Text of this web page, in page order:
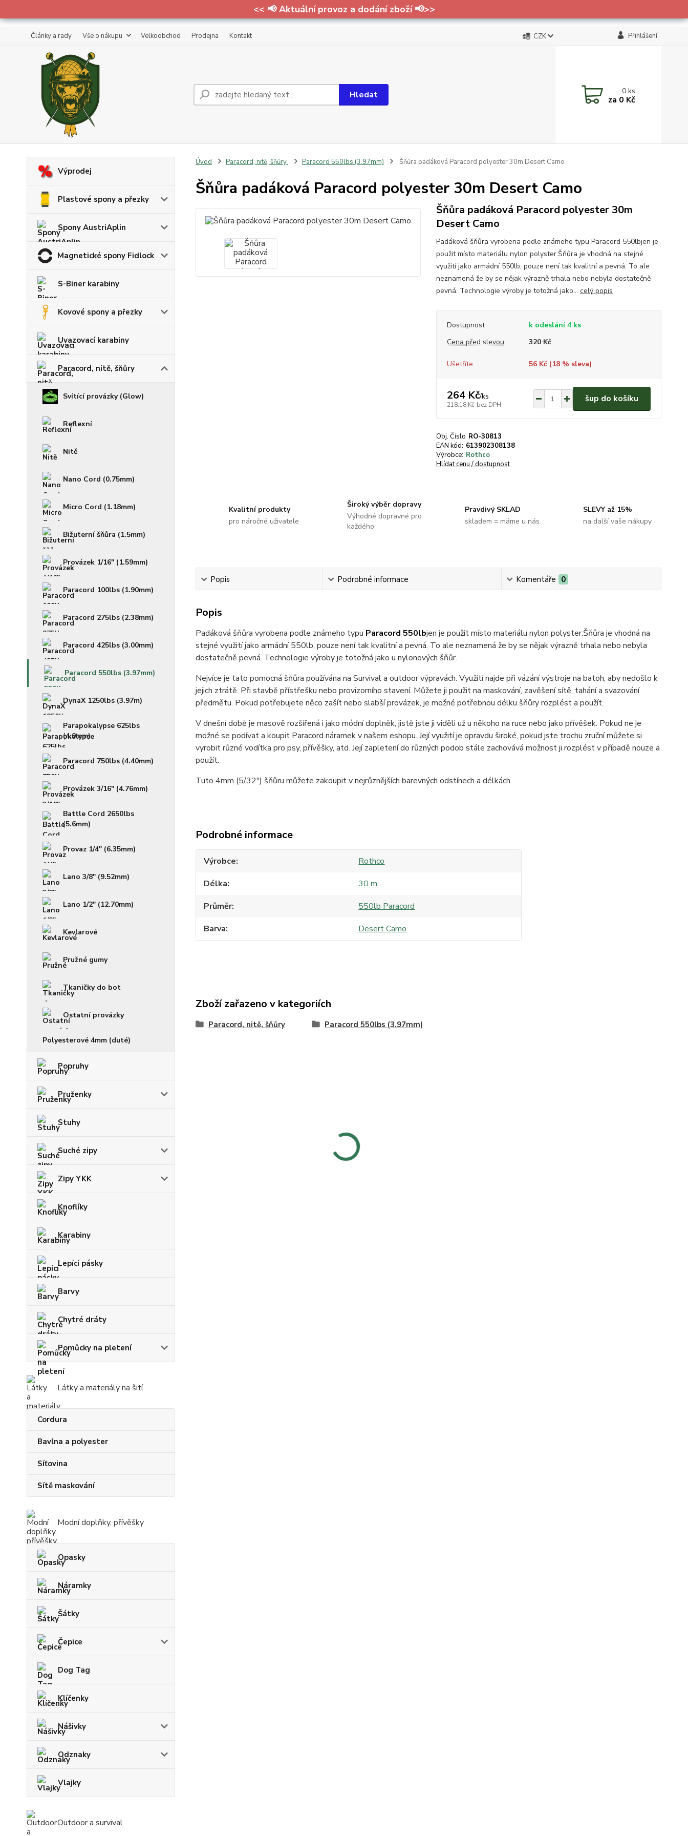
<< 📢 Aktuální provoz a dodání zboží 📢>>
Články a rady Vše o nákupu Velkoobchod Prodejna Kontakt CZK Přihlášení
Hledat 0ks
za 0 Kč
Výprodej
Plastové spony a přezky
Spony AustriAplin
Magnetické spony Fidlock
S-Biner karabiny
Kovové spony a přezky
Uvazovací karabiny
Paracord, nitě, šňůry
Svítící provázky (Glow)
Reflexní
Nitě
Nano Cord (0.75mm)
Micro Cord (1.18mm)
Bižuterní šňůra (1.5mm)
Provázek 1/16" (1.59mm)
Paracord 100lbs (1.90mm)
Paracord 275lbs (2.38mm)
Paracord 425lbs (3.00mm)
Paracord 550lbs (3.97mm)
DynaX 1250lbs (3.97m)
Parapokalypse 625lbs
(4.0mm)
Paracord 750lbs (4.40mm)
Provázek 3/16" (4.76mm)
Battle Cord 2650lbs
(5.6mm)
Provaz 1/4" (6.35mm)
Lano 3/8" (9.52mm)
Lano 1/2" (12.70mm)
Kevlarové
Pružné gumy
Tkaničky do bot
Ostatní provázky
Polyesterové 4mm (duté)
Popruhy
Pruženky
Stuhy
Suché zipy
Zipy YKK
Knoflíky
Karabiny
Lepící pásky
Barvy
Chytré dráty
Pomůcky na pletení
Látky a materiály na šití
Cordura
Bavlna a polyester
Síťovina
Sítě maskování
Modní doplňky, přívěšky
Opasky
Náramky
Šátky
Čepice
Dog Tag
Klíčenky
Nášivky
Odznaky
Vlajky
Outdoor a survival
Úvod Paracord, nitě, šňůry Paracord 550lbs (3.97mm) Šňůra padáková Paracord polyester 30m Desert Camo
Šňůra padáková Paracord polyester 30m Desert Camo
Šňůra padáková Paracord polyester 30m
Desert Camo
Padáková šňůra vyrobena podle známeho typu Paracord 550lbjen je
použit místo materiálu nylon polyster.Šňůra je vhodná na stejné
využití jako armádní 550lb, pouze není tak kvalitní a pevná. To ale
neznamená že by se nějak výrazně trhala nebo nebyla dostatečně
pevná. Technologie výroby je totožná jako... celý popis
Dostupnost
k odeslání 4 ks
Cena před slevou
320 Kč
Ušetříte 56 Kč (18% sleva)
264 Kč/ks
218,18 Kč bez DPH
šup do košíku
Obj. Číslo RO-30813
EAN kód: 613902308138
Výrobce: Rothco
Hlídat cenu / dostupnost
Kvalitní produkty
pro náročné uživatele
Široký výběr dopravy
Výhodné dopravné pro
každého
Pravdivý SKLAD
skladem = máme u nás
SLEVY až 15%
na další vaše nákupy
Popis Podrobné informace Komentáře 0
Popis
Padáková šňůra vyrobena podle známeho typu Paracord 550lbjen je použit místo materiálu nylon polyster.Šňůra je vhodná na
stejné využití jako armádní 550lb, pouze není tak kvalitní a pevná. To ale neznamená že by se nějak výrazně trhala nebo nebyla
dostatečně pevná. Technologie výroby je totožná jako u nylonových šňůr.
Nejvíce je tato pomocná šňůra používána na Survival a outdoor výpravách. Využití najde při vázání výstroje na batoh, aby nedošlo k
jejich ztrátě. Při stavbě přístřešku nebo provizorního stavení. Můžete ji použit na maskování, zavěšení sítě, tahání a svazování
předmětu. Pokud potřebujete něco zašít nebo slabší provázek, je možné potřebnou délku šňůry rozplést a použít.
V dnešní době je masově rozšířená i jako módní doplněk, jistě jste ji viděli už u někoho na ruce nebo jako přívěšek. Pokud ne je
možné se podívat a koupit Paracord náramek v našem eshopu. Její využití je opravdu široké, pokud jste trochu zruční můžete si
vyrobit různé vodítka pro psy, přívěšky, atd. Její zapletení do různých podob stále zachovává možnost ji rozplést v případě nouze a
použít.
Tuto 4mm (5/32") šňůru můžete zakoupit v nejrůznějších barevných odstínech a délkách.
Podrobné informace
Výrobce
Rothco
Délka
30 m
Průměr
550lb Paracord
Barva
Desert Camo
Zboží zařazeno v kategoriích
Paracord, nitě, šňůry Paracord 550lbs (3.97mm)